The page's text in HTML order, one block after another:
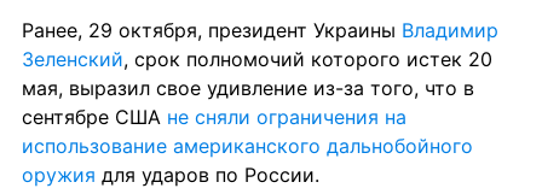
Ранее, 29 октября, президент Украины Владимир
Зеленский, срок полномочий которого истек 20
мая, выразил свое удивление из-за того, что в
сентябре США не сняли ограничения на
использование американского дальнобойного
оружия для ударов по России.